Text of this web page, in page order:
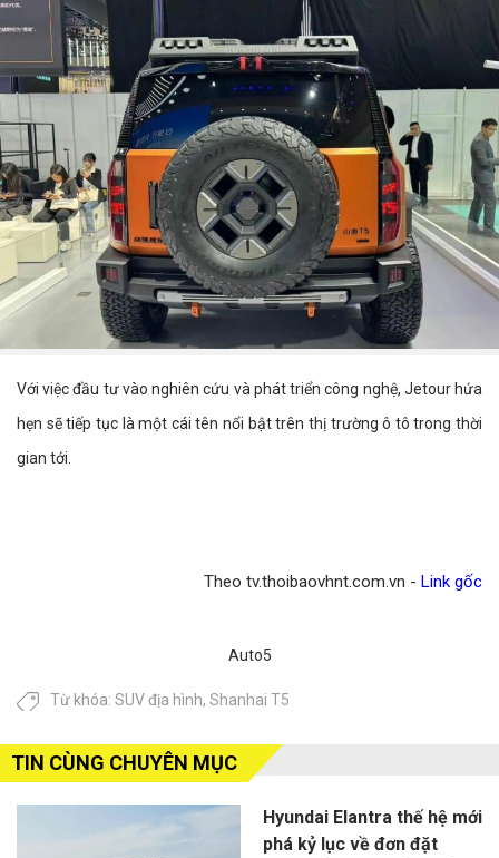
Với việc đầu tư vào nghiên cứu và phát triển công nghệ, Jetour hứa
hẹn sẽ tiếp tục là một cái tên nổi bật trên thị trường ô tô trong thời
gian tới.
Theo tv.thoibaovhnt.com.vn - Link gốc
Auto5
Từ khóa: SUV địa hình, Shanhai T5
TIN CÙNG CHUYÊN MỤC
Hyundai Elantra thế hệ mới
phá kỷ lục về đơn đặt